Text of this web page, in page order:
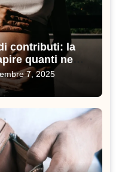
contributi: la
quanti ne
7, 2025